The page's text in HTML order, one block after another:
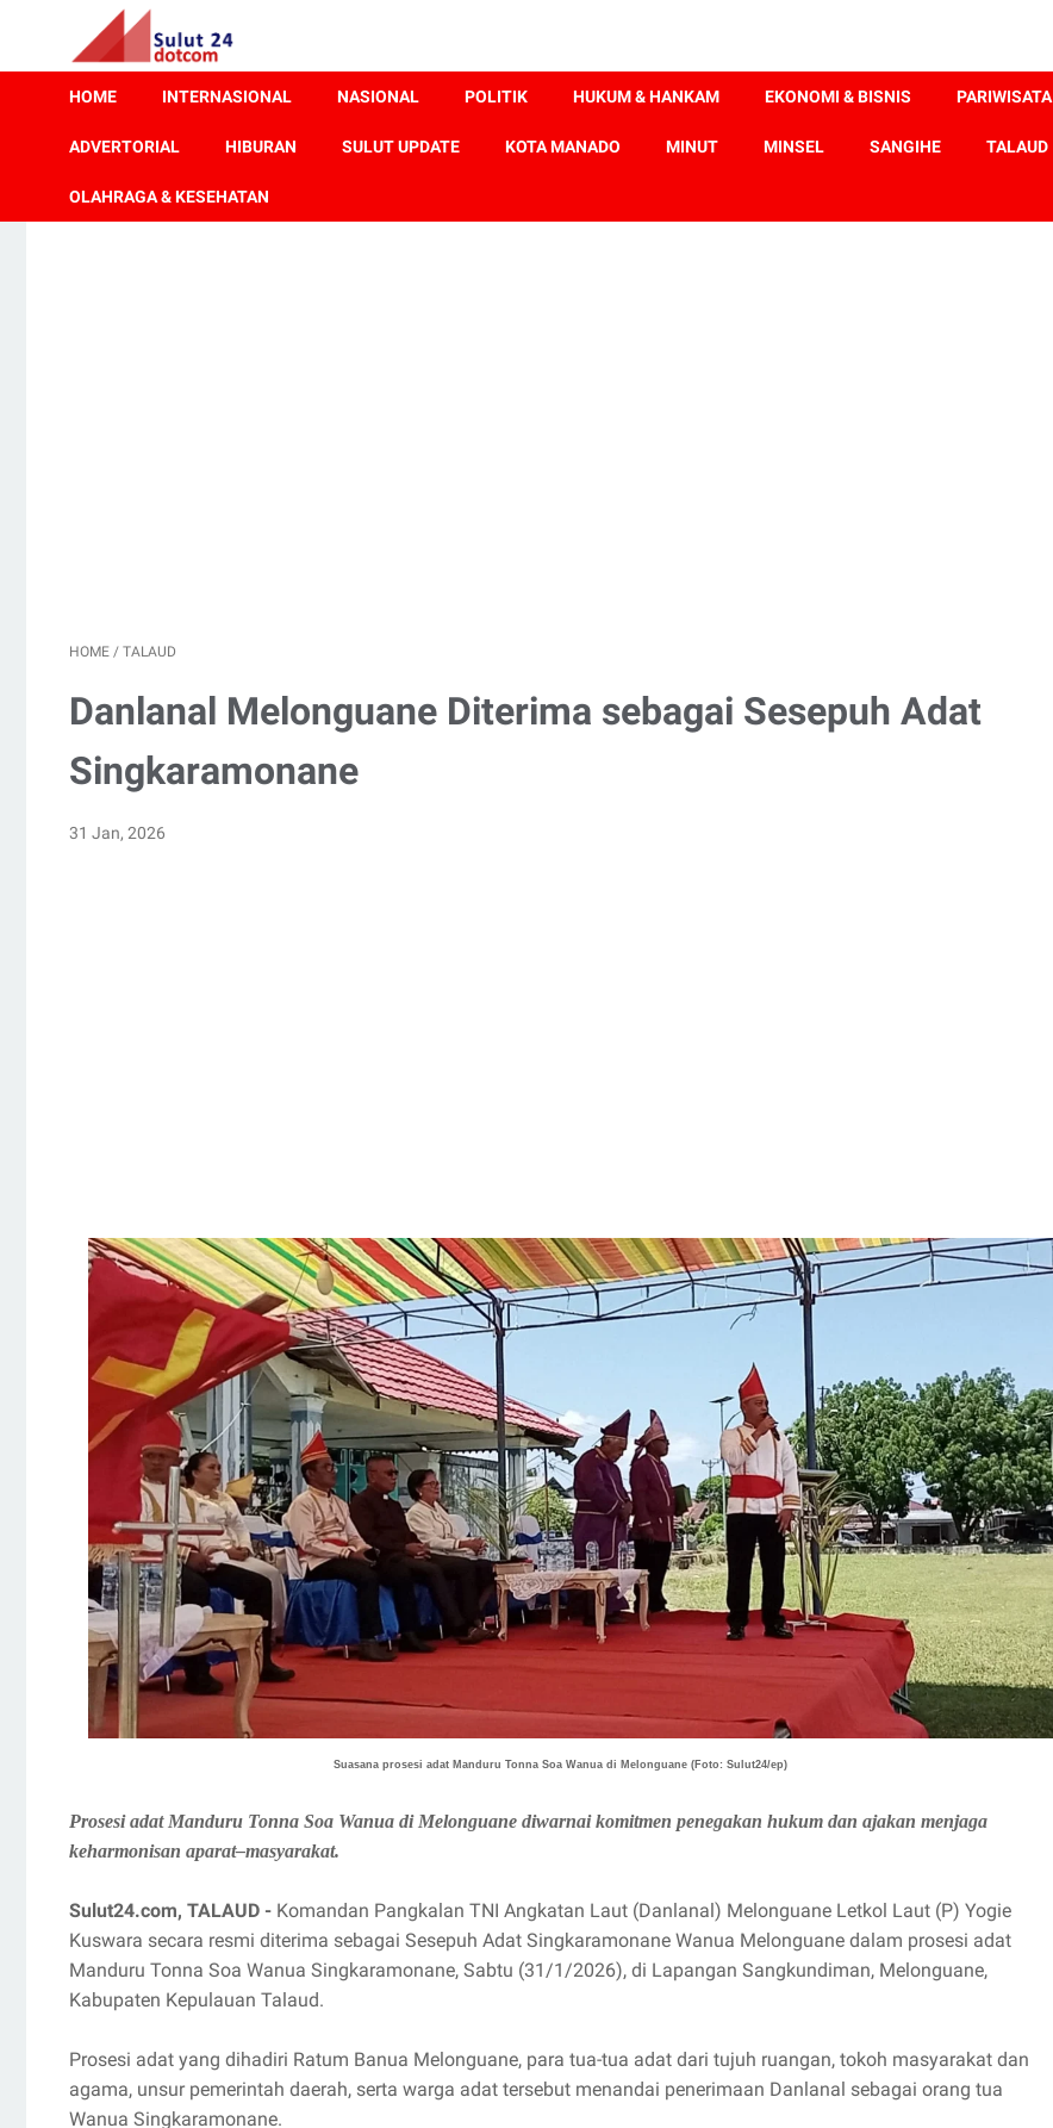
HOME INTERNASIONAL NASIONAL POLITIK HUKUM & HANKAM EKONOMI & BISNIS PARIWISATA
ADVERTORIAL HIBURAN SULUT UPDATE KOTA MANADO MINUT MINSEL SANGIHE TALAUD
OLAHRAGA & KESEHATAN
HOME / TALAUD
Danlanal Melonguane Diterima sebagai Sesepuh Adat
Singkaramonane
31 Jan, 2026
Suasana prosesi adat Manduru Tonna Soa Wanua di Melonguane (Foto: Sulut24/ep)
Prosesi adat Manduru Tonna Soa Wanua di Melonguane diwarnai komitmen penegakan hukum dan ajakan menjaga
keharmonisan aparat–masyarakat.
Sulut24.com, TALAUD - Komandan Pangkalan TNI Angkatan Laut (Danlanal) Melonguane Letkol Laut (P) Yogie
Kuswara secara resmi diterima sebagai Sesepuh Adat Singkaramonane Wanua Melonguane dalam prosesi adat
Manduru Tonna Soa Wanua Singkaramonane, Sabtu (31/1/2026), di Lapangan Sangkundiman, Melonguane,
Kabupaten Kepulauan Talaud.
Prosesi adat yang dihadiri Ratum Banua Melonguane, para tua-tua adat dari tujuh ruangan, tokoh masyarakat dan
agama, unsur pemerintah daerah, serta warga adat tersebut menandai penerimaan Danlanal sebagai orang tua
Wanua Singkaramonane.